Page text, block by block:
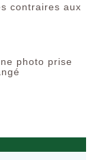
contraires aux
photo prise